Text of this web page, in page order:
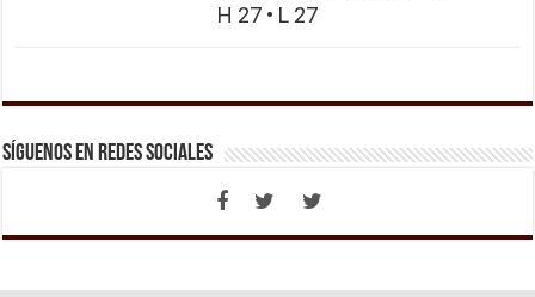
H 27 • L 27
Síguenos en Redes Sociales